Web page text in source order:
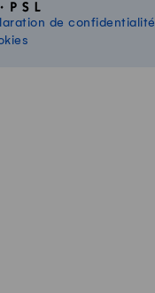
de confidentialité